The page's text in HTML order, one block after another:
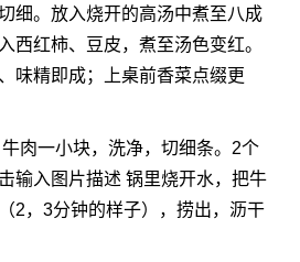
细。放入烧开的高汤中煮至八成
西红柿、豆皮，煮至汤色变红。
味精即成；上桌前香菜点缀更
肉一小块，洗净，切细条。2个
输入图片描述 锅里烧开水，把牛
2，3分钟的样子），捞出，沥干